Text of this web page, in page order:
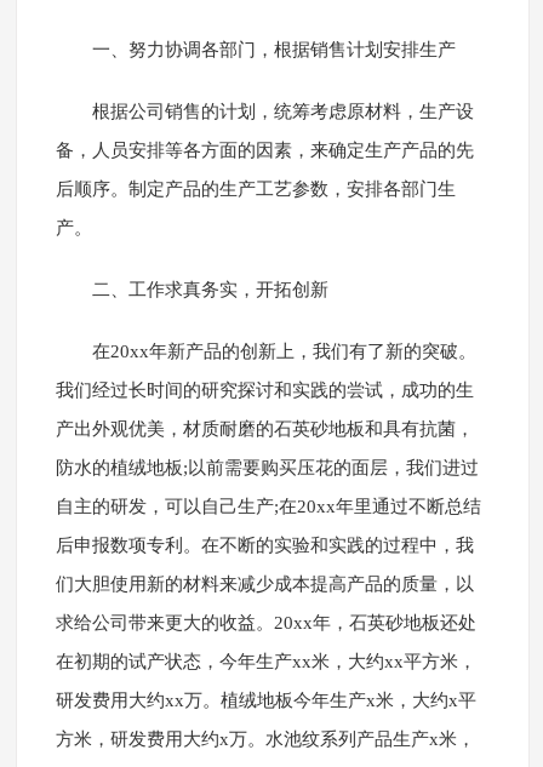
一、努力协调各部门，根据销售计划安排生产
根据公司销售的计划，统筹考虑原材料，生产设
备，人员安排等各方面的因素，来确定生产产品的先
后顺序。制定产品的生产工艺参数，安排各部门生
产。
二、工作求真务实，开拓创新
在20xx年新产品的创新上，我们有了新的突破。
我们经过长时间的研究探讨和实践的尝试，成功的生
产出外观优美，材质耐磨的石英砂地板和具有抗菌，
防水的植绒地板;以前需要购买压花的面层，我们进过
自主的研发，可以自己生产;在20xx年里通过不断总结
后申报数项专利。在不断的实验和实践的过程中，我
们大胆使用新的材料来减少成本提高产品的质量，以
求给公司带来更大的收益。20xx年，石英砂地板还处
在初期的试产状态，今年生产xx米，大约xx平方米，
研发费用大约xx万。植绒地板今年生产x米，大约x平
方米，研发费用大约x万。水池纹系列产品生产x米，